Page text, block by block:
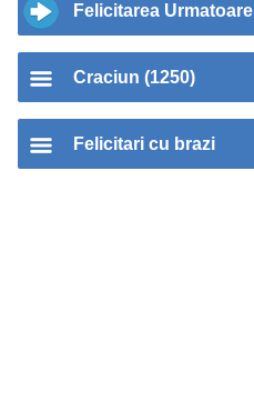
Felicitarea Urmatoare
Craciun (1250)
Felicitari cu brazi